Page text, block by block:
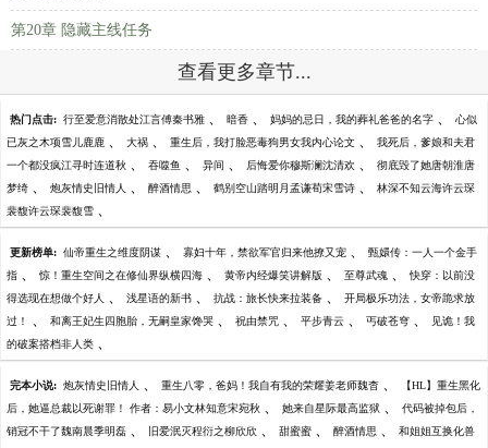
第20章 隐藏主线任务
查看更多章节...
热门点击: 行至爱意消散处江言傅秦书雅 、 暗香 、 妈妈的忌日，我的葬礼爸爸的名字 、 心似
已灰之木项雪儿鹿鹿 、 大祸 、 重生后，我打脸恶毒狗男女我内心论文 、 我死后，爹娘和夫君
一个都没疯江寻时连道秋 、 吞噬鱼 、 异间 、 后悔爱你穆斯澜沈清欢 、 彻底毁了她唐朝淮唐
梦绮 、 炮灰情史旧情人 、 醉酒情思 、 鹤别空山踏明月孟谦荀宋雪诗 、 林深不知云海许云琛
裴馥许云琛裴馥雪 、
更新榜单: 仙帝重生之维度阴谋 、 寡妇十年，禁欲军官归来他撩又宠 、 甄嬛传：一人一个金手
指 、 惊！重生空间之在修仙界纵横四海 、 黄帝内经爆笑讲解版 、 至尊武魂 、 快穿：以前没
得选现在想做个好人 、 浅星语的新书 、 抗战：旅长快来拉装备 、 开局极乐功法，女帝跪求放
过！ 、 和离王妃生四胞胎，无嗣皇家馋哭 、 祝由禁咒 、 平步青云 、 丐破苍穹 、 见诡！我
的破案搭档非人类 、
完本小说: 炮灰情史旧情人 、 重生八零，爸妈！我自有我的荣耀姜老师魏杳 、 【HL】重生黑化
后，她逼总裁以死谢罪！ 作者：易小文林知意宋宛秋 、 她来自星际最高监狱 、 代码被掉包后，
销冠不干了魏南晨季明磊 、 旧爱泯灭程衍之柳欣欣 、 甜蜜蜜 、 醉酒情思 、 和姐姐互换化兽